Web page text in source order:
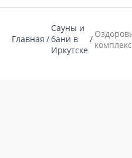
Главная
Сауны и
бани в
Иркутске
комплекс